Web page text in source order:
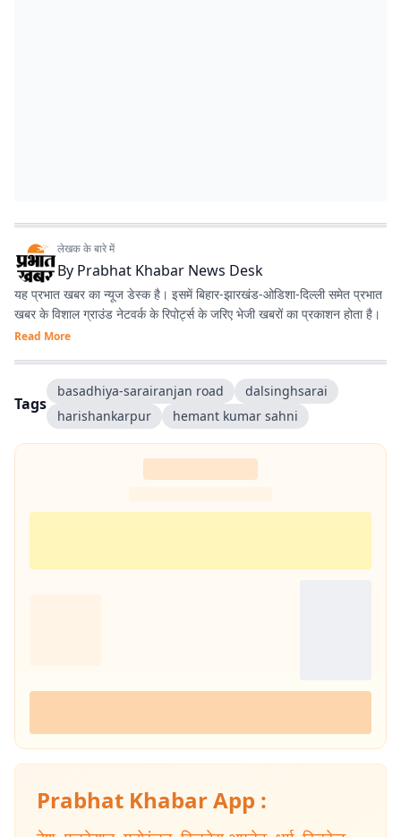
लेखक के बारे में
By Prabhat Khabar News Desk
यह प्रभात खबर का न्यूज डेस्क है। इसमें बिहार-झारखंड-ओडिशा-दिल्‍ली समेत प्रभात
खबर के विशाल ग्राउंड नेटवर्क के रिपोर्ट्स के जरिए भेजी खबरों का प्रकाशन होता है।
Read More
Tags
basadhiya-sarairanjan road
dalsinghsarai
harishankarpur
hemant kumar sahni
Prabhat Khabar App :